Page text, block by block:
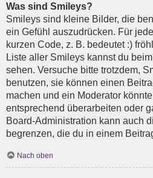
Was sind Smileys?
Smileys sind kleine Bilder, die
ein Gefühl auszudrücken. Für
kurzen Code, z. B. bedeutet :)
Liste aller Smileys kannst du
sehen. Versuche bitte trotzdem,
benutzen, sie können einen
machen und ein Moderator
entsprechend überarbeiten oder
Board-Administration kann auch
begrenzen, die du in einem
Nach oben